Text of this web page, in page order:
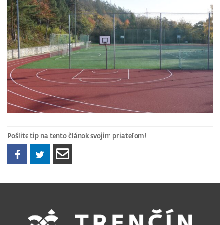
Pošlite tip na tento článok svojim priateľom!